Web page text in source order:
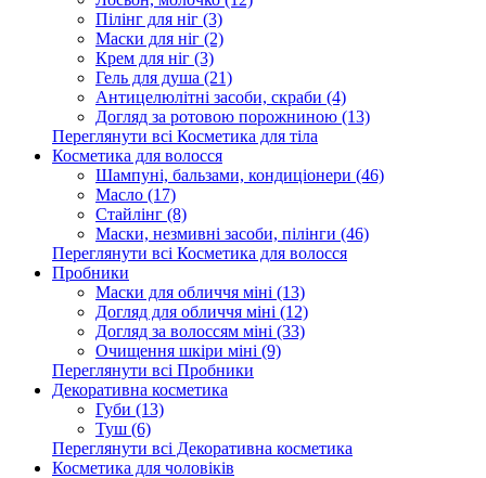
Пілінг для ніг (3)
Маски для ніг (2)
Крем для ніг (3)
Гель для душа (21)
Антицелюлітні засоби, скраби (4)
Догляд за ротовою порожниною (13)
Переглянути всі Косметика для тіла
Косметика для волосся
Шампуні, бальзами, кондиціонери (46)
Масло (17)
Стайлінг (8)
Маски, незмивні засоби, пілінги (46)
Переглянути всі Косметика для волосся
Пробники
Маски для обличчя міні (13)
Догляд для обличчя міні (12)
Догляд за волоссям міні (33)
Очищення шкіри міні (9)
Переглянути всі Пробники
Декоративна косметика
Губи (13)
Туш (6)
Переглянути всі Декоративна косметика
Косметика для чоловіків